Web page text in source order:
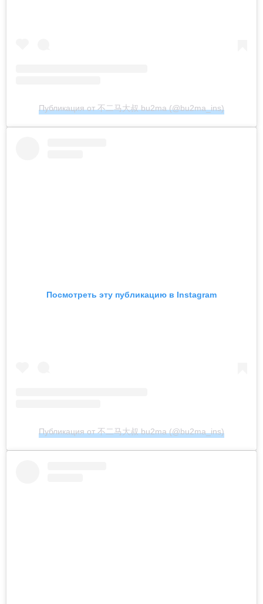
Публикация от 不二马大叔 bu2ma (@bu2ma_ins)
Посмотреть эту публикацию в Instagram
Публикация от 不二马大叔 bu2ma (@bu2ma_ins)